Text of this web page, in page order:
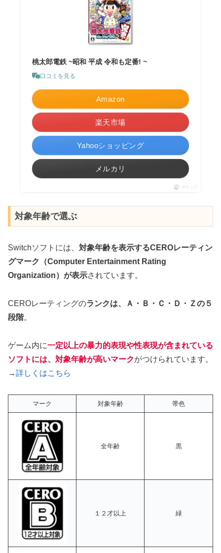
桃太郎電鉄 ~昭和 平成 令和も定番! ~
口コミを見る
Amazon
楽天市場
Yahooショッピング
メルカリ
ポチップ
対象年齢で選ぶ
Switchソフトには、 対象年齢を表示するCEROレーティン
グマーク（Computer Entertainment Rating
Organization）が表示されています。
CEROレーティングのランクは、Ａ・Ｂ・Ｃ・Ｄ・Ｚの５
段階。
ゲーム内に一定以上の暴力的表現や性表現が含まれている
ソフトには、対象年齢が高いマークがつけられています。
→詳しくはこちら
マーク 対象年齢 帯色
全年齢 黒
１２才以上 緑